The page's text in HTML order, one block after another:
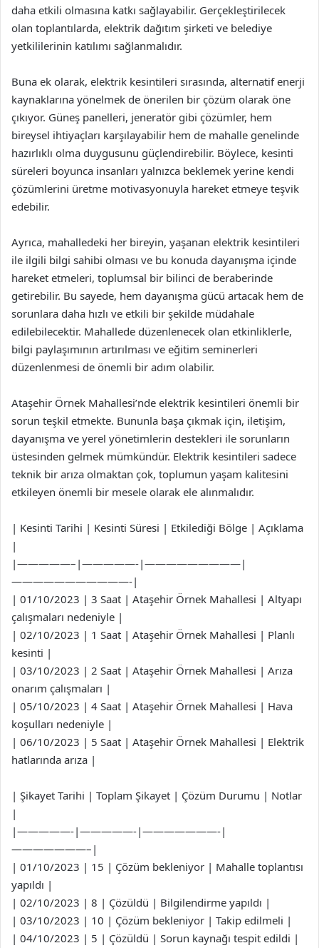
daha etkili olmasına katkı sağlayabilir. Gerçekleştirilecek
olan toplantılarda, elektrik dağıtım şirketi ve belediye
yetkililerinin katılımı sağlanmalıdır.
Buna ek olarak, elektrik kesintileri sırasında, alternatif enerji
kaynaklarına yönelmek de önerilen bir çözüm olarak öne
çıkıyor. Güneş panelleri, jeneratör gibi çözümler, hem
bireysel ihtiyaçları karşılayabilir hem de mahalle genelinde
hazırlıklı olma duygusunu güçlendirebilir. Böylece, kesinti
süreleri boyunca insanları yalnızca beklemek yerine kendi
çözümlerini üretme motivasyonuyla hareket etmeye teşvik
edebilir.
Ayrıca, mahalledeki her bireyin, yaşanan elektrik kesintileri
ile ilgili bilgi sahibi olması ve bu konuda dayanışma içinde
hareket etmeleri, toplumsal bir bilinci de beraberinde
getirebilir. Bu sayede, hem dayanışma gücü artacak hem de
sorunlara daha hızlı ve etkili bir şekilde müdahale
edilebilecektir. Mahallede düzenlenecek olan etkinliklerle,
bilgi paylaşımının artırılması ve eğitim seminerleri
düzenlenmesi de önemli bir adım olabilir.
Ataşehir Örnek Mahallesi’nde elektrik kesintileri önemli bir
sorun teşkil etmekte. Bununla başa çıkmak için, iletişim,
dayanışma ve yerel yönetimlerin destekleri ile sorunların
üstesinden gelmek mümkündür. Elektrik kesintileri sadece
teknik bir arıza olmaktan çok, toplumun yaşam kalitesini
etkileyen önemli bir mesele olarak ele alınmalıdır.
| Kesinti Tarihi | Kesinti Süresi | Etkilediği Bölge | Açıklama
|
|—————–|—————-|—————————|
———————————-|
| 01/10/2023 | 3 Saat | Ataşehir Örnek Mahallesi | Altyapı
çalışmaları nedeniyle |
| 02/10/2023 | 1 Saat | Ataşehir Örnek Mahallesi | Planlı
kesinti |
| 03/10/2023 | 2 Saat | Ataşehir Örnek Mahallesi | Arıza
onarım çalışmaları |
| 05/10/2023 | 4 Saat | Ataşehir Örnek Mahallesi | Hava
koşulları nedeniyle |
| 06/10/2023 | 5 Saat | Ataşehir Örnek Mahallesi | Elektrik
hatlarında arıza |
| Şikayet Tarihi | Toplam Şikayet | Çözüm Durumu | Notlar
|
|—————-|—————-|———————-|
———————–|
| 01/10/2023 | 15 | Çözüm bekleniyor | Mahalle toplantısı
yapıldı |
| 02/10/2023 | 8 | Çözüldü | Bilgilendirme yapıldı |
| 03/10/2023 | 10 | Çözüm bekleniyor | Takip edilmeli |
| 04/10/2023 | 5 | Çözüldü | Sorun kaynağı tespit edildi |